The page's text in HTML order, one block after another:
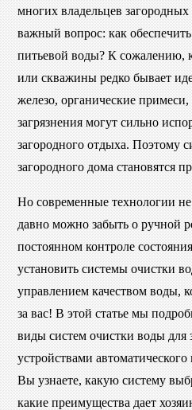
многих владельцев
важный вопрос: как
питьевой воды? К сожалению,
или скважины редко бывает
железо, органические
загрязнения могут сильно
загородного отдыха. Поэтому
загородного дома становятся
Но современные технологии
давно можно забыть о ручной
постоянном контроле
установить системы очистки
управлением качеством воды,
за вас! В этой статье мы
виды систем очистки воды для
устройствами
Вы узнаете, какую систему
какие преимущества дает